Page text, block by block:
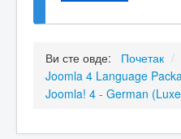
Ви сте овде: Почетак /
Joomla 4 Language
Joomla! 4 - German